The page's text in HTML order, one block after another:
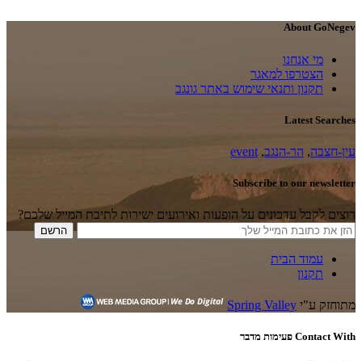
About GoNegev
מי אנחנו
הצטרפו למאגר
תקנון ותנאי שימוש באתר גונגב
Latest Searches
עין-חצבה, הר-הנגב,
event
Subscribe to our newsletter
רוצים לקבל עדכונים על הופעות ואירועים ישירות לתיבת המייל שלכם?
עמוד הבית
תקנון
מתוחזק ע"י Spring Valley
Contact With פעימות מדבר